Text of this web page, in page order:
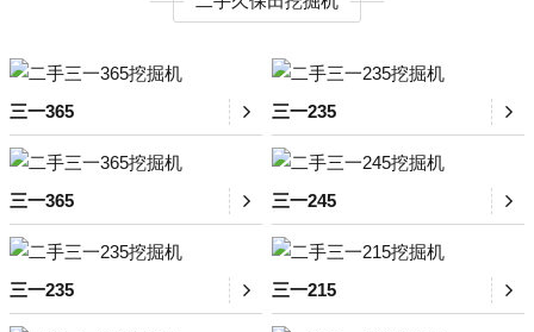
三一365 三一235
三一365 三一245
三一235 三一215